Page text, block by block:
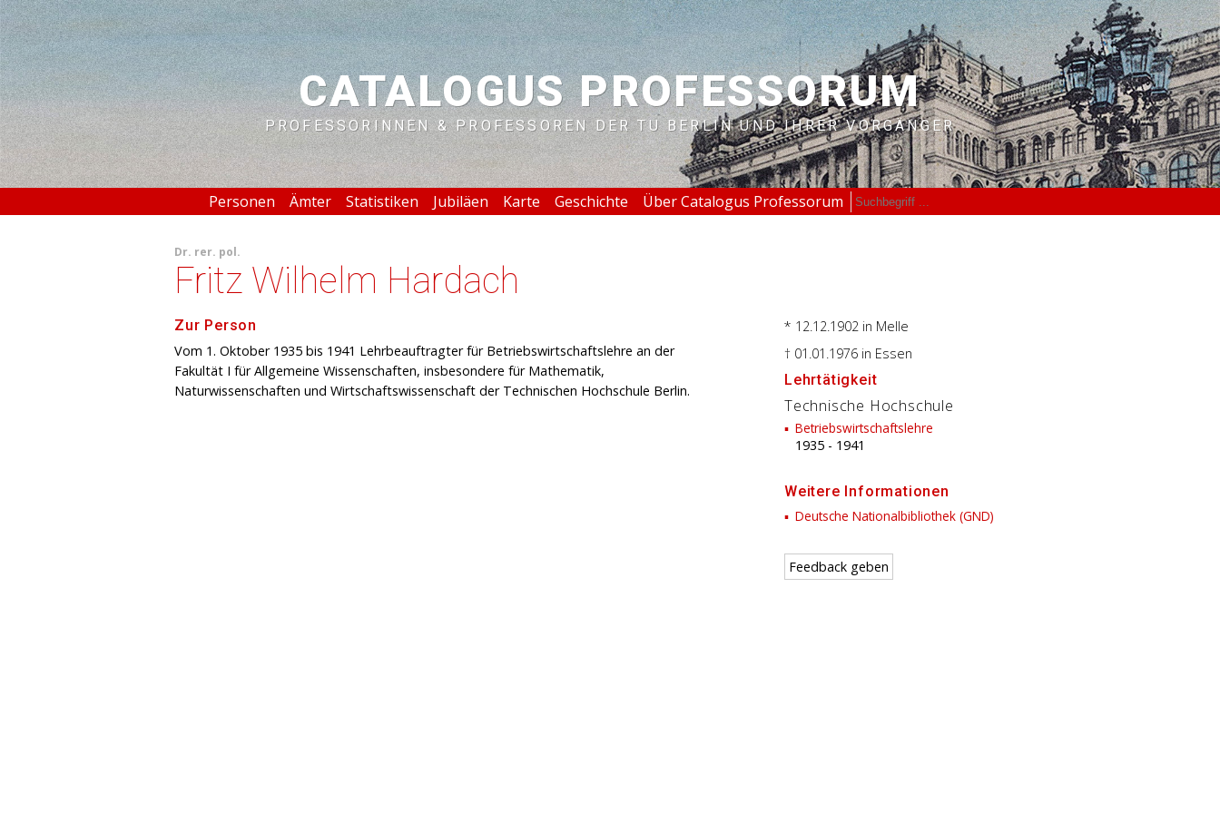
CATALOGUS PROFESSORUM
PROFESSORINNEN & PROFESSOREN DER TU BERLIN UND IHRER VORGÄNGER
Personen Ämter Statistiken Jubiläen Karte Geschichte Über Catalogus Professorum
Dr. rer. pol.
Fritz Wilhelm Hardach
Zur Person
Vom 1. Oktober 1935 bis 1941 Lehrbeauftragter für Betriebswirtschaftslehre an der
Fakultät I für Allgemeine Wissenschaften, insbesondere für Mathematik,
Naturwissenschaften und Wirtschaftswissenschaft der Technischen Hochschule Berlin.
* 12.12.1902 in Melle
† 01.01.1976 in Essen
Lehrtätigkeit
Technische Hochschule
Betriebswirtschaftslehre
1935 - 1941
Weitere Informationen
Deutsche Nationalbibliothek (GND)
Feedback geben